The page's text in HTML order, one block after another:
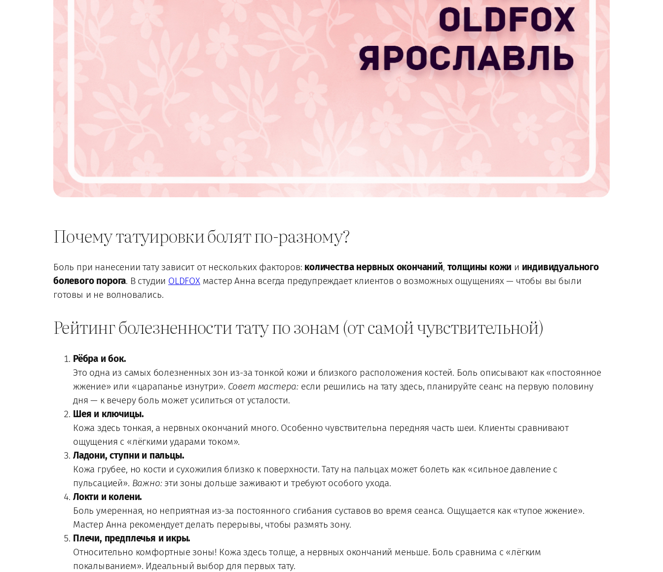
Почему татуировки болят по-разному?
Боль при нанесении тату зависит от нескольких факторов: количества нервных окончаний, толщины кожи и индивидуального
болевого порога. В студии OLDFOXмастер Анна всегда предупреждает клиентов о возможных ощущениях — чтобы вы были
готовы и не волновались.
Рейтинг болезненности тату по зонам (от самой чувствительной)
Рёбра и бок.
Это одна из самых болезненных зон из-за тонкой кожи и близкого расположения костей. Боль описывают как «постоянное
жжение» или «царапанье изнутри». Совет мастера:если решились на тату здесь, планируйте сеанс на первую половину
дня — к вечеру боль может усилиться от усталости.
Шея и ключицы.
Кожа здесь тонкая, а нервных окончаний много. Особенно чувствительна передняя часть шеи. Клиенты сравнивают
ощущения с «лёгкими ударами током».
Ладони, ступни и пальцы.
Кожа грубее, но кости и сухожилия близко к поверхности. Тату на пальцах может болеть как «сильное давление с
пульсацией». Важно:эти зоны дольше заживают и требуют особого ухода.
Локти и колени.
Боль умеренная, но неприятная из-за постоянного сгибания суставов во время сеанса. Ощущается как «тупое жжение».
Мастер Анна рекомендует делать перерывы, чтобы размять зону.
Плечи, предплечья и икры.
Относительно комфортные зоны! Кожа здесь толще, а нервных окончаний меньше. Боль сравнима с «лёгким
покалыванием». Идеальный выбор для первых тату.